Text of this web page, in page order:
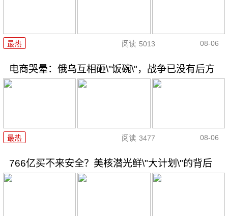
最热 阅读 5013 08-06
电商哭晕：俄乌互相砸\"饭碗\"，战争已没有后方
最热 阅读 3477 08-06
766亿买不来安全？美核潜光鲜\"大计划\"的背后